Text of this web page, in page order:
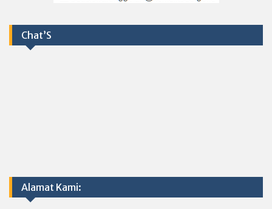
Chat’S
Alamat Kami: